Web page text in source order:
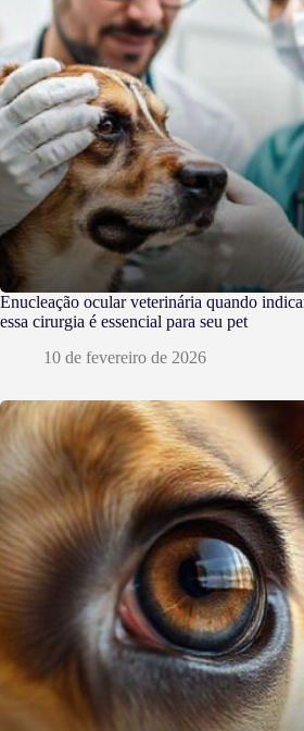
Enucleação ocular veterinária quando
essa cirurgia é essencial para seu pet
10 de fevereiro de 2026